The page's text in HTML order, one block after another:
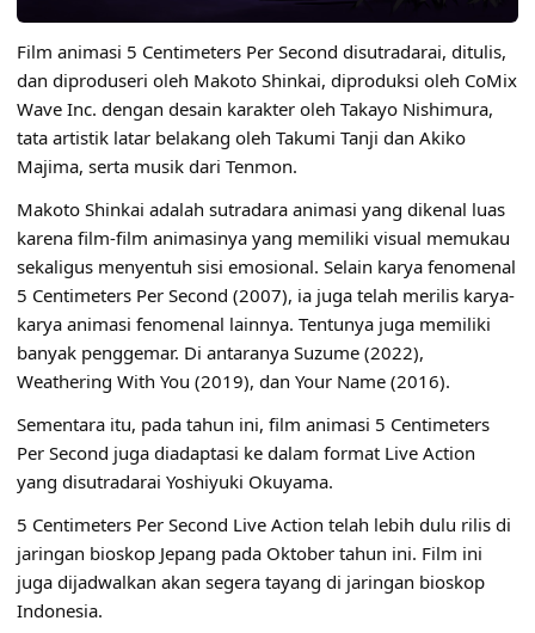
Film animasi 5 Centimeters Per Second disutradarai, ditulis,
dan diproduseri oleh Makoto Shinkai, diproduksi oleh CoMix
Wave Inc. dengan desain karakter oleh Takayo Nishimura,
tata artistik latar belakang oleh Takumi Tanji dan Akiko
Majima, serta musik dari Tenmon.
Makoto Shinkai adalah sutradara animasi yang dikenal luas
karena film-film animasinya yang memiliki visual memukau
sekaligus menyentuh sisi emosional. Selain karya fenomenal
5 Centimeters Per Second (2007), ia juga telah merilis karya-
karya animasi fenomenal lainnya. Tentunya juga memiliki
banyak penggemar. Di antaranya Suzume (2022),
Weathering With You (2019), dan Your Name (2016).
Sementara itu, pada tahun ini, film animasi 5 Centimeters
Per Second juga diadaptasi ke dalam format Live Action
yang disutradarai Yoshiyuki Okuyama.
5 Centimeters Per Second Live Action telah lebih dulu rilis di
jaringan bioskop Jepang pada Oktober tahun ini. Film ini
juga dijadwalkan akan segera tayang di jaringan bioskop
Indonesia.